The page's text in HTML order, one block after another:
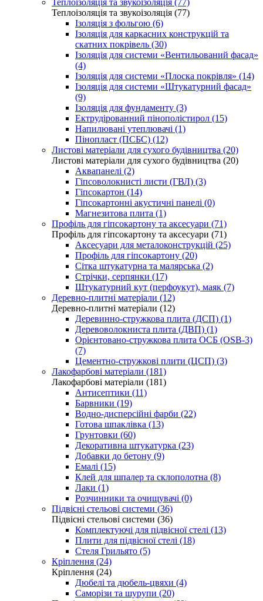
Теплоізоляція та звукоізоляція (77)
Ізоляція з фольгою (6)
Ізоляція для каркасних конструкцій та
скатних покрівель (30)
Ізоляція для системи «Вентильований фасад»
(4)
Ізоляція для системи «Плоска покрівля» (14)
Ізоляція для системи «Штукатурний фасад»
(9)
Ізоляція для фундаменту (3)
Ектрудірованний пінополістирол (15)
Напилювані утеплювачі (1)
Пінопласт (ПСБС) (12)
Листові матеріали для сухого будівництва (20)
Листові матеріали для сухого будівництва (20)
Аквапанелі (2)
Гіпсоволокнисті листи (ГВЛ) (3)
Гіпсокартон (14)
Гіпсокартонні акустичні панелі (0)
Магнезитова плита (1)
Профіль для гіпсокартону та аксесуари (71)
Профіль для гіпсокартону та аксесуари (71)
Аксесуари для металоконструкцій (25)
Профіль для гіпсокартону (20)
Сітка штукатурна та малярська (2)
Стрічки, серпянки (17)
Штукатурний кут (перфоукут), маяк (7)
Деревно-плитні матеріали (12)
Деревно-плитні матеріали (12)
Деревинно-стружкова плита (ДСП) (1)
Деревоволокниста плита (ДВП) (1)
Орієнтовано-стружкова плита ОСБ (OSB-3)
(7)
Цементно-стружкові плити (ЦСП) (3)
Лакофарбові матеріали (181)
Лакофарбові матеріали (181)
Антисептики (11)
Барвники (19)
Водно-дисперсійні фарби (22)
Готова шпаклівка (13)
Грунтовки (60)
Декоративна штукатурка (23)
Добавки до бетону (9)
Емалі (15)
Клей для шпалер та склополотна (8)
Лаки (1)
Розчинники та очищувачі (0)
Підвісні стельові системи (36)
Підвісні стельові системи (36)
Комплектуючі для підвісної стелі (13)
Плити для підвісної стелі (18)
Стеля Грильято (5)
Кріплення (24)
Кріплення (24)
Дюбелі та дюбель-цвяхи (4)
Саморізи та шурупи (20)